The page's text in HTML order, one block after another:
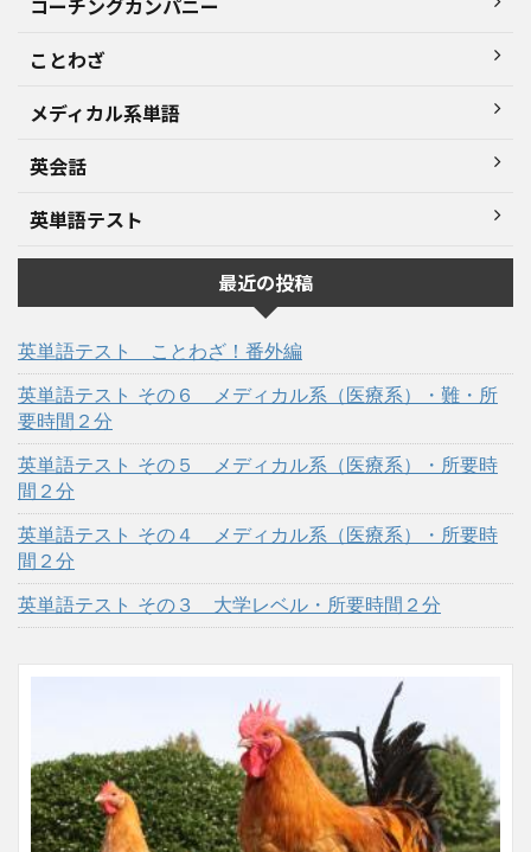
ことわざ
メディカル系単語
英会話
英単語テスト
最近の投稿
英単語テスト ことわざ！番外編
英単語テスト その６ メディカル系（医療系）・難・所
要時間２分
英単語テスト その５ メディカル系（医療系）・所要時
間２分
英単語テスト その４ メディカル系（医療系）・所要時
間２分
英単語テスト その３ 大学レベル・所要時間２分